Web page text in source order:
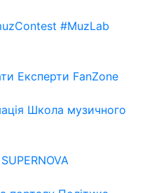
#MuzLab
Експерти FanZone
Школа музичного